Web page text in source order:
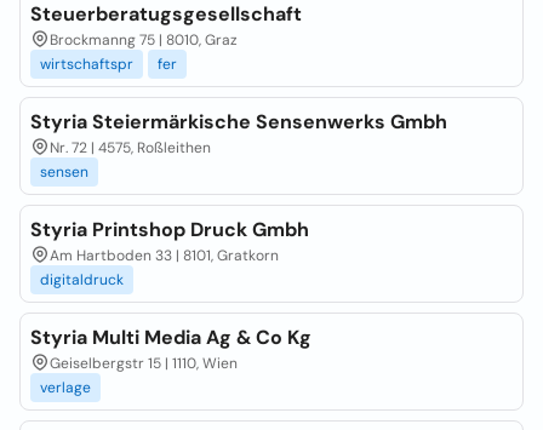
Steuerberatugsgesellschaft
Brockmanng 75 | 8010, Graz
wirtschaftspr
fer
Styria Steiermärkische Sensenwerks Gmbh
Nr. 72 | 4575, Roßleithen
sensen
Styria Printshop Druck Gmbh
Am Hartboden 33 | 8101, Gratkorn
digitaldruck
Styria Multi Media Ag & Co Kg
Geiselbergstr 15 | 1110, Wien
verlage